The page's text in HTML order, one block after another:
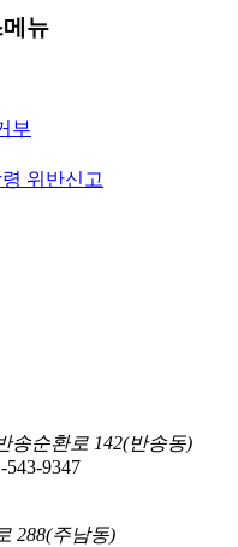
뉴
부
위반신고
송순환로 142(반송동)
543-9347
288(주남동)